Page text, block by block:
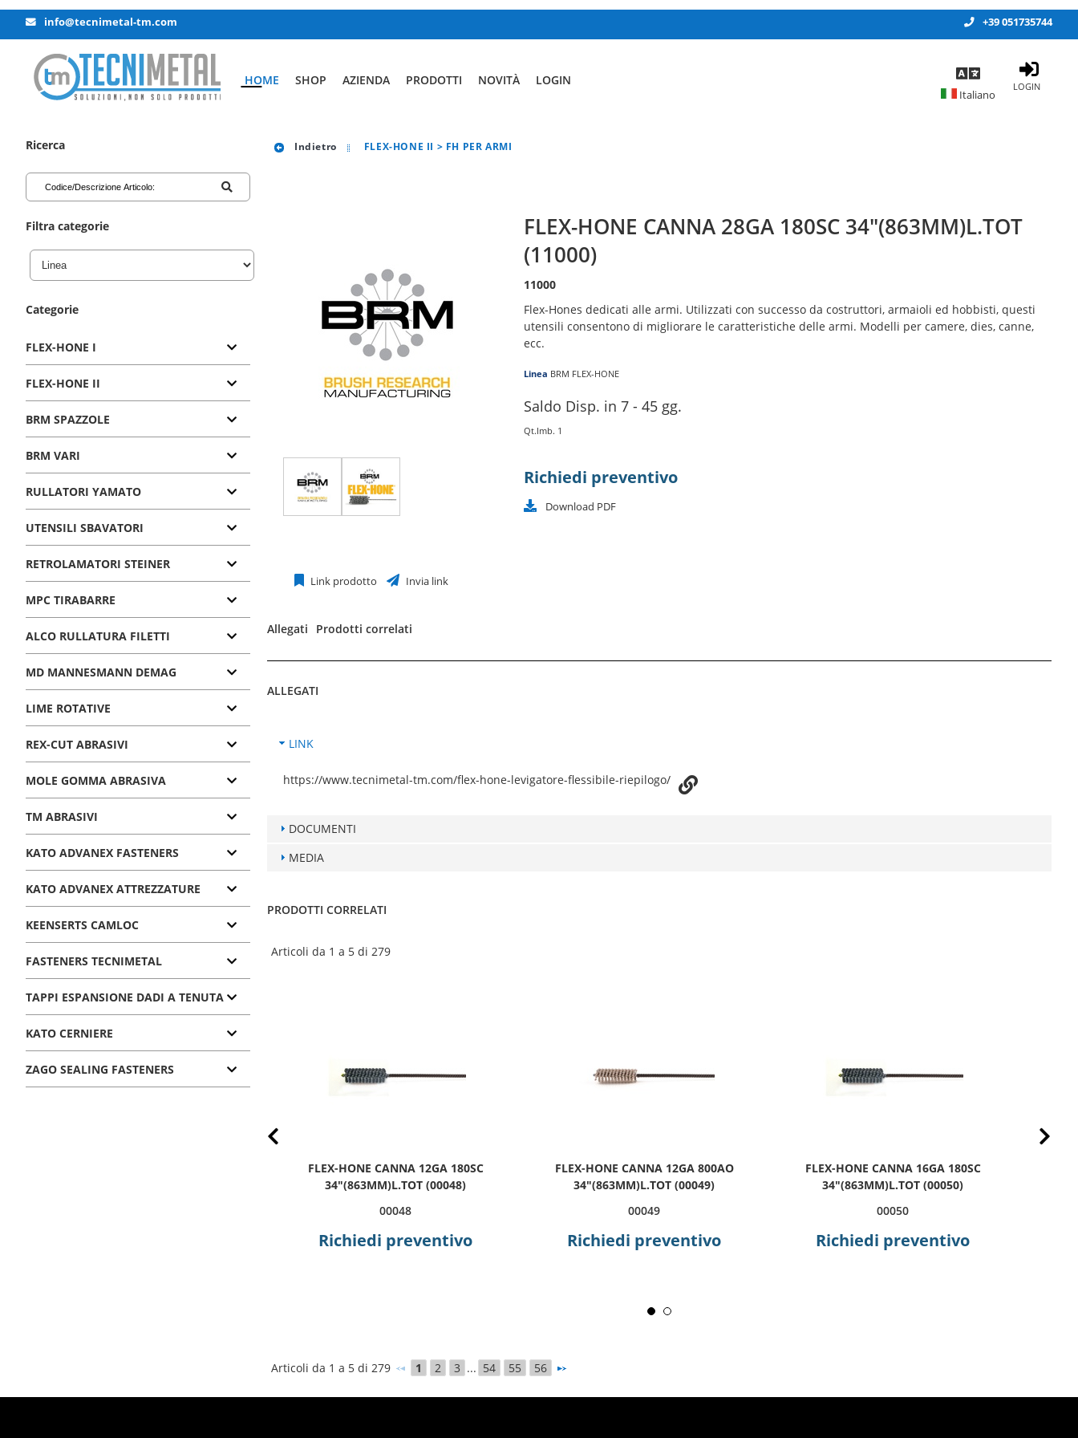
info@tecnimetal-tm.com +39 051735744
LOGIN
HOME SHOP AZIENDA PRODOTTI NOVITÀ LOGIN
Ricerca
Filtra categorie
Categorie
FLEX-HONE I
FLEX-HONE II
BRM SPAZZOLE
BRM VARI
RULLATORI YAMATO
UTENSILI SBAVATORI
RETROLAMATORI STEINER
MPC TIRABARRE
ALCO RULLATURA FILETTI
MD MANNESMANN DEMAG
LIME ROTATIVE
REX-CUT ABRASIVI
MOLE GOMMA ABRASIVA
TM ABRASIVI
KATO ADVANEX FASTENERS
KATO ADVANEX ATTREZZATURE
KEENSERTS CAMLOC
FASTENERS TECNIMETAL
TAPPI ESPANSIONE DADI A TENUTA
KATO CERNIERE
ZAGO SEALING FASTENERS
Indietro FLEX-HONE II > FH PER ARMI
FLEX-HONE CANNA 28GA 180SC 34"(863MM)L.TOT
(11000)
11000
Flex-Hones dedicati alle armi. Utilizzati con successo da costruttori, armaioli ed hobbisti, questi
utensili consentono di migliorare le caratteristiche delle armi. Modelli per camere, dies, canne,
ecc.
Linea BRM FLEX-HONE
Saldo Disp. in 7 - 45 gg.
Qt.Imb. 1
Download PDF
Richiedi preventivo
Link prodotto Invia link
Allegati Prodotti correlati
ALLEGATI
LINK
https://www.tecnimetal-tm.com/flex-hone-levigatore-flessibile-riepilogo/
DOCUMENTI
MEDIA
PRODOTTI CORRELATI
Articoli da 1 a 5 di 279
FLEX-HONE CANNA 12GA 180SC
34"(863MM)L.TOT (00048)
00048
Richiedi preventivo
FLEX-HONE CANNA 12GA 800AO
34"(863MM)L.TOT (00049)
00049
Richiedi preventivo
FLEX-HONE CANNA 16GA 180SC
34"(863MM)L.TOT (00050)
00050
Richiedi preventivo
Articoli da 1 a 5 di 279 1 2 3 ... 54 55 56